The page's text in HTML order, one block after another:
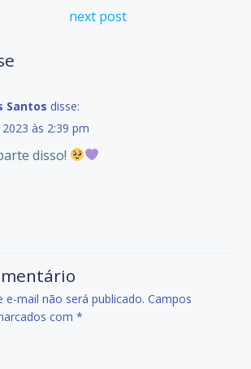
Post
next post
Santos disse:
às 2:39 pm
disso!
e-mail não será publicado. Campos
com *